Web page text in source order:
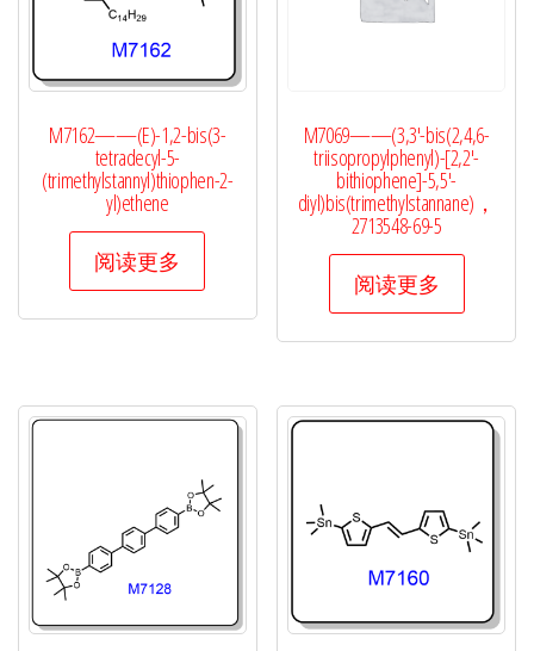
M7162——(E)-1,2-bis(3-
tetradecyl-5-
(trimethylstannyl)thiophen-2-
yl)ethene
阅读更多
M7069——(3,3′-bis(2,4,6-
triisopropylphenyl)-[2,2′-
bithiophene]-5,5′-
diyl)bis(trimethylstannane)，
2713548-69-5
阅读更多